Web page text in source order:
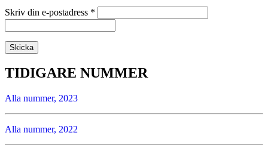
Skriv din e-postadress *
TIDIGARE NUMMER
Alla nummer, 2023
Alla nummer, 2022